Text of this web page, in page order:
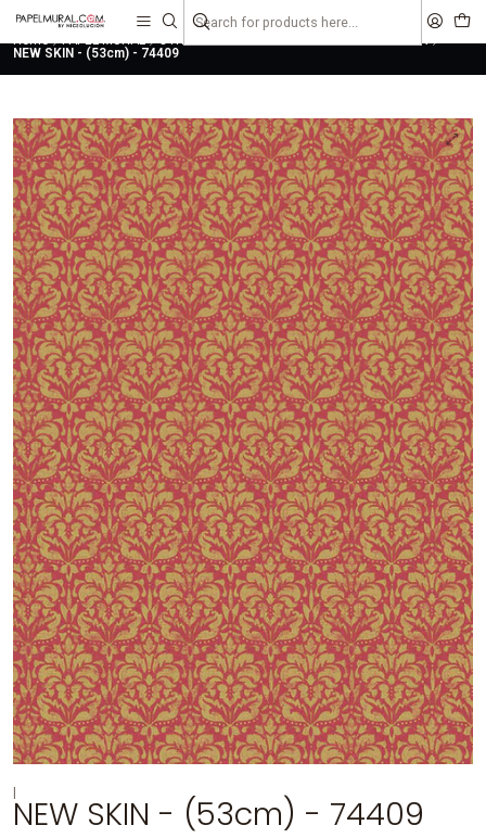
liquidaciones
Home PAPEL MURAL OTRAS COLECCIONES
NEW SKIN
NEW SKIN - (53cm) - 74409
NEW SKIN - (53cm) - 74409